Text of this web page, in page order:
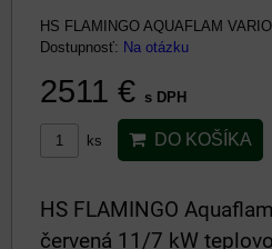
HS FLAMINGO AQUAFLAM
Dostupnosť: Na otázku
2511 € s DPH
ks DO KOŠÍKA
HS FLAMINGO
červená 11/7 kW